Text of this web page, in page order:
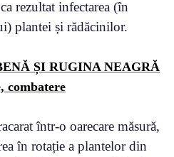
rezultat infectarea (în
plantei și rădăcinilor.
ȘI RUGINA NEAGRĂ
combatere
într-o oarecare măsură,
în rotație a plantelor din